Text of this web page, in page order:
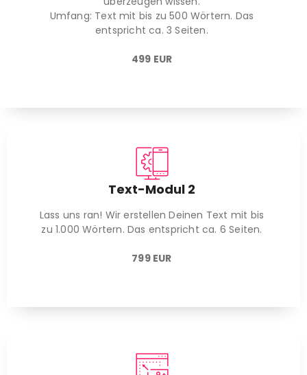
Umfang: Text mit bis zu 500 Wörtern. Das
entspricht ca. 3 Seiten.
499 EUR
Text-Modul 2
Lass uns ran! Wir erstellen Deinen Text mit bis
zu 1.000 Wörtern. Das entspricht ca. 6 Seiten.
799 EUR